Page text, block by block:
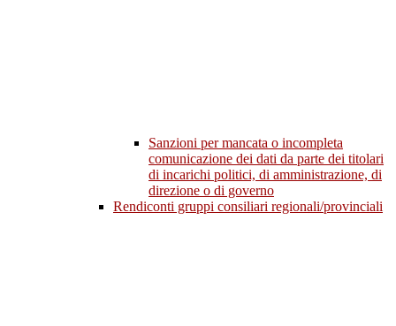
Sanzioni per mancata o incompleta
comunicazione dei dati da parte dei titolari
di incarichi politici, di amministrazione, di
direzione o di governo
Rendiconti gruppi consiliari regionali/provinciali